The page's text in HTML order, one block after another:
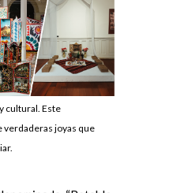
cultural. Este
verdaderas joyas que